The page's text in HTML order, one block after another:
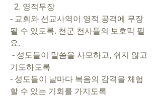
  2. 영적무장
- 교회와 선교사역이 영적 공격에 무장
될 수 있도록. 천군 천사들의 보호막 필
요.
기도하도록
- 성도들이 날마다 복음의 감격을 체험
할 수 있는 기회를 가지도록